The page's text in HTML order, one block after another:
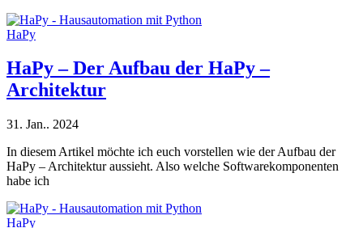
HaPy
HaPy – Der Aufbau der HaPy –
Architektur
31. Jan.. 2024
In diesem Artikel möchte ich euch vorstellen wie der Aufbau der
HaPy – Architektur aussieht. Also welche Softwarekomponenten
habe ich
HaPy